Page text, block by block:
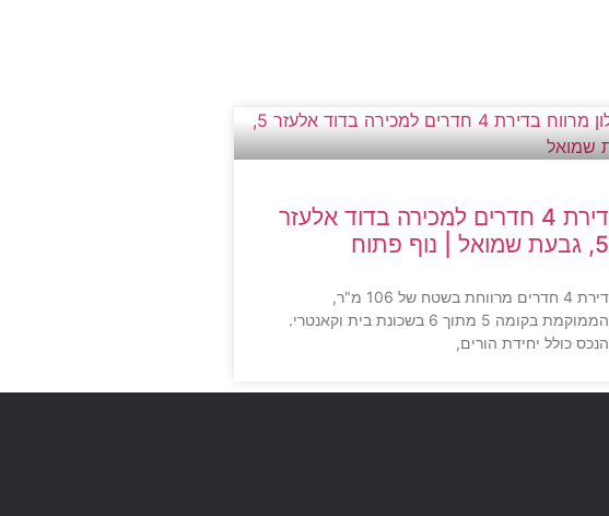
דירת 4 חדרים למכירה בדוד אלעזר
5, גבעת שמואל | נוף פתוח
דירת 4 חדרים מרווחת בשטח של 106 מ"ר,
הממוקמת בקומה 5 מתוך 6 בשכונת בית וקאנטרי.
הנכס כולל יחידת הורים,